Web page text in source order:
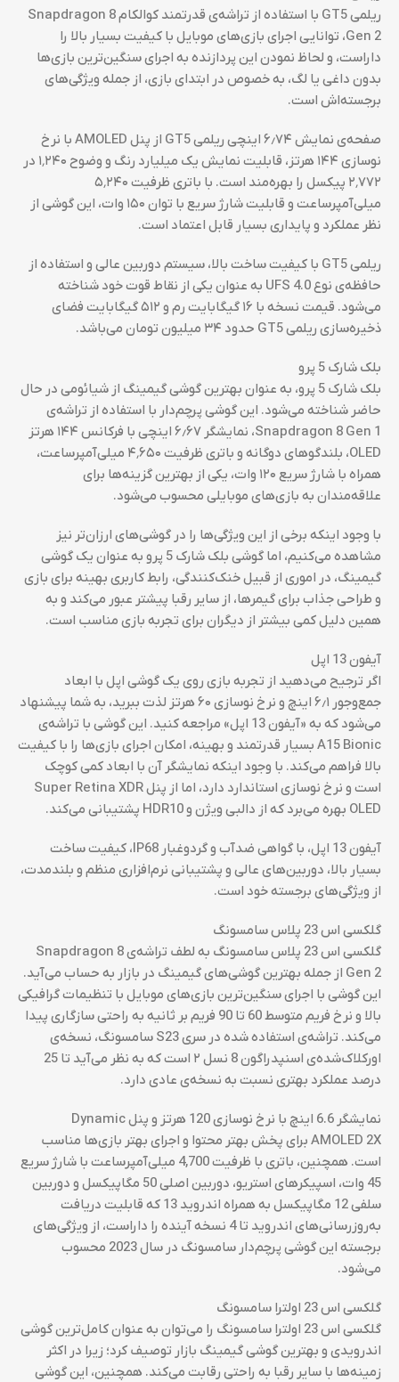
ریلمی GT5 با استفاده از تراشه‌ی قدرتمند کوالکام Snapdragon 8
Gen 2، توانایی اجرای بازی‌های موبایل با کیفیت بسیار بالا را
داراست، و لحاظ نمودن این پردازنده به اجرای سنگین‌ترین بازی‌ها
بدون داغی یا لگ، به خصوص در ابتدای بازی، از جمله ویژگی‌های
برجسته‌اش است.
صفحه‌ی نمایش ۶٫۷۴ اینچی ریلمی GT5 از پنل AMOLED با نرخ
نوسازی ۱۴۴ هرتز، قابلیت نمایش یک میلیارد رنگ و وضوح ۱٬۲۴۰ در
۲٬۷۷۲ پیکسل را بهره‌مند است. با باتری ظرفیت ۵٬۲۴۰
میلی‌آمپرساعت و قابلیت شارژ سریع با توان ۱۵۰ وات، این گوشی از
نظر عملکرد و پایداری بسیار قابل اعتماد است.
ریلمی GT5 با کیفیت ساخت بالا، سیستم دوربین عالی و استفاده از
حافظه‌ی نوع UFS 4.0 به عنوان یکی از نقاط قوت خود شناخته
می‌شود. قیمت نسخه با ۱۶ گیگابایت رم و ۵۱۲ گیگابایت فضای
ذخیره‌سازی ریلمی GT5 حدود ۳۴ میلیون تومان می‌باشد.
بلک شارک 5 پرو
بلک شارک 5 پرو، به عنوان بهترین گوشی گیمینگ از شیائومی در حال
حاضر شناخته می‌شود. این گوشی پرچم‌دار با استفاده از تراشه‌ی
Snapdragon 8 Gen 1، نمایشگر ۶٫۶۷ اینچی با فرکانس ۱۴۴ هرتز
OLED، بلندگوهای دوگانه و باتری ظرفیت ۴٬۶۵۰ میلی‌آمپرساعت،
همراه با شارژ سریع ۱۲۰ وات، یکی از بهترین گزینه‌ها برای
علاقه‌مندان به بازی‌های موبایلی محسوب می‌شود.
با وجود اینکه برخی از این ویژگی‌ها را در گوشی‌های ارزان‌تر نیز
مشاهده می‌کنیم، اما گوشی بلک شارک 5 پرو به عنوان یک گوشی
گیمینگ، در اموری از قبیل خنک‌کنندگی، رابط کاربری بهینه برای بازی
و طراحی جذاب برای گیمرها، از سایر رقبا پیشتر عبور می‌کند و به
همین دلیل کمی بیشتر از دیگران برای تجربه بازی مناسب است.
آیفون 13 اپل
اگر ترجیح می‌دهید از تجربه بازی روی یک گوشی اپل با ابعاد
جمع‌وجور ۶٫۱ اینچ و نرخ نوسازی ۶۰ هرتز لذت ببرید، به شما پیشنهاد
می‌شود که به «آیفون 13 اپل» مراجعه کنید. این گوشی با تراشه‌ی
A15 Bionic بسیار قدرتمند و بهینه، امکان اجرای بازی‌ها را با کیفیت
بالا فراهم می‌کند. با وجود اینکه نمایشگر آن با ابعاد کمی کوچک
است و نرخ نوسازی استاندارد دارد، اما از پنل Super Retina XDR
OLED بهره می‌برد که از دالبی ویژن و HDR10 پشتیبانی می‌کند.
آیفون 13 اپل، با گواهی ضدآب و گردوغبار IP68، کیفیت ساخت
بسیار بالا، دوربین‌های عالی و پشتیبانی نرم‌افزاری منظم و بلندمدت،
از ویژگی‌های برجسته خود است.
گلکسی اس 23 پلاس سامسونگ
گلکسی اس 23 پلاس سامسونگ به لطف تراشه‌ی Snapdragon 8
Gen 2 از جمله بهترین گوشی‌های گیمینگ در بازار به حساب می‌آید.
این گوشی با اجرای سنگین‌ترین بازی‌های موبایل با تنظیمات گرافیکی
بالا و نرخ فریم متوسط 60 تا 90 فریم بر ثانیه به راحتی سازگاری پیدا
می‌کند. تراشه‌ی استفاده شده در سری S23 سامسونگ، نسخه‌ی
اورکلاک‌شده‌ی اسنپدراگون 8 نسل ۲ است که به نظر می‌آید تا 25
درصد عملکرد بهتری نسبت به نسخه‌ی عادی دارد.
نمایشگر 6.6 اینچ با نرخ نوسازی 120 هرتز و پنل Dynamic
AMOLED 2X برای پخش بهتر محتوا و اجرای بهتر بازی‌ها مناسب
است. همچنین، باتری با ظرفیت 4,700 میلی‌آمپرساعت با شارژ سریع
45 وات، اسپیکرهای استریو، دوربین اصلی 50 مگاپیکسل و دوربین
سلفی 12 مگاپیکسل به همراه اندروید 13 که قابلیت دریافت
به‌روزرسانی‌های اندروید تا 4 نسخه آینده را داراست، از ویژگی‌های
برجسته این گوشی پرچم‌دار سامسونگ در سال 2023 محسوب
می‌شود.
گلکسی اس 23 اولترا سامسونگ
گلکسی اس 23 اولترا سامسونگ را می‌توان به عنوان کامل‌ترین گوشی
اندرویدی و بهترین گوشی گیمینگ بازار توصیف کرد؛ زیرا در اکثر
زمینه‌ها با سایر رقبا به راحتی رقابت می‌کند. همچنین، این گوشی